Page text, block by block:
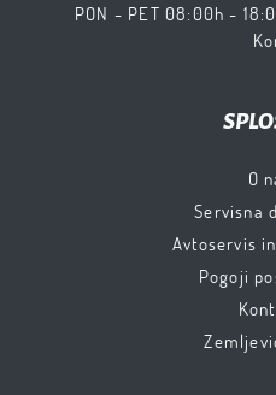
PON - PET 08:00h -
O
Servisna
Avtoservis
Pogoji